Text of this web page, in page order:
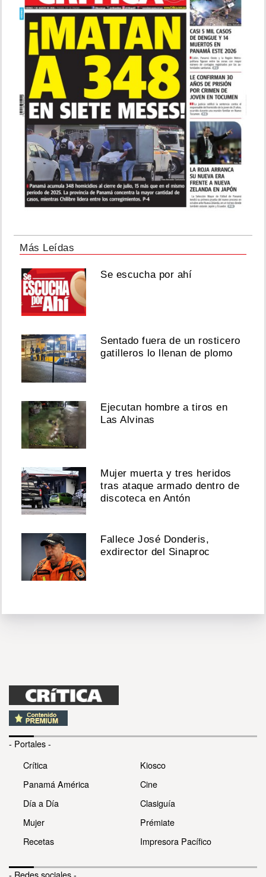
Más Leídas
Se escucha por ahí
Sentado fuera de un rosticero
gatilleros lo llenan de plomo
Ejecutan hombre a tiros en
Las Alvinas
Mujer muerta y tres heridos
tras ataque armado dentro de
discoteca en Antón
Fallece José Donderis,
exdirector del Sinaproc
- Portales -
Crítica
Panamá América
Día a Día
Mujer
Recetas
Kiosco
Cine
Clasiguía
Prémiate
Impresora Pacífico
- Redes sociales -